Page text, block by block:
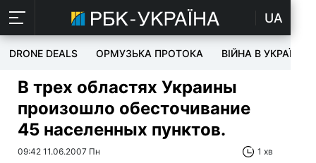
UA
DRONE DEALS ОРМУЗЬКА ПРОТОКА ВІЙНА В УКРАЇНІ
В трех областях Украины
произошло обесточивание
45 населенных пунктов.
09:42 11.06.2007 Пн 1 хв